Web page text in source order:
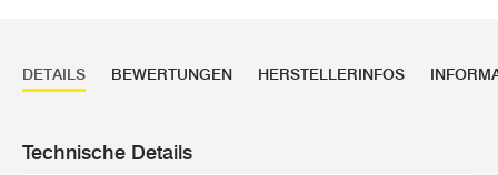
DETAILS BEWERTUNGEN HERSTELLERINFOS
Technische Details